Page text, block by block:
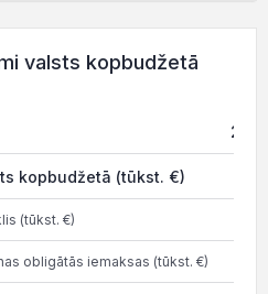
valsts kopbudžetā
2025
kopbudžetā (tūkst. €)
(tūkst. €)
obligātās iemaksas (tūkst. €)